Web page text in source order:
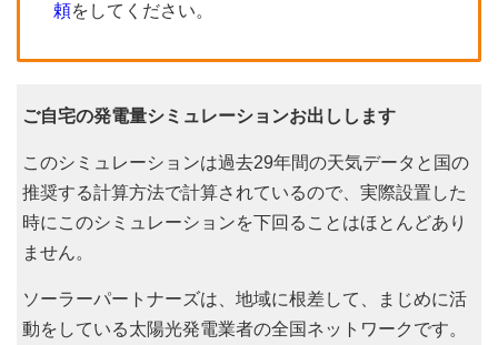
頼をしてください。
ご自宅の発電量シミュレーションお出しします
このシミュレーションは過去29年間の天気データと国の
推奨する計算方法で計算されているので、実際設置した
時にこのシミュレーションを下回ることはほとんどあり
ません。
ソーラーパートナーズは、地域に根差して、まじめに活
動をしている太陽光発電業者の全国ネットワークです。